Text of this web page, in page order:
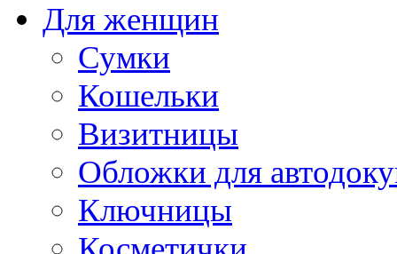
Для женщин
Сумки
Кошельки
Визитницы
Обложки для
Ключницы